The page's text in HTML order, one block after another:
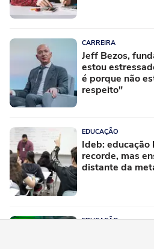
CARREIRA
Jeff Bezos,
estou
é porque não
respeito"
EDUCAÇÃO
Ideb: educação
recorde, mas
distante da
EDUCAÇÃO